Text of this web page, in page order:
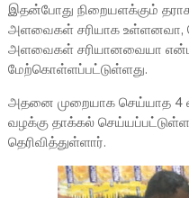
இதன்போது நிறையளக்கும்
அளவைகள் சரியாக உள்ளனவா,
அளவைகள் சரியானவையா
மேற்கொள்ளப்பட்டுள்ளது.
அதனை முறையாக செய்யாத 4
வழக்கு தாக்கல்
தெரிவித்துள்ளார்.